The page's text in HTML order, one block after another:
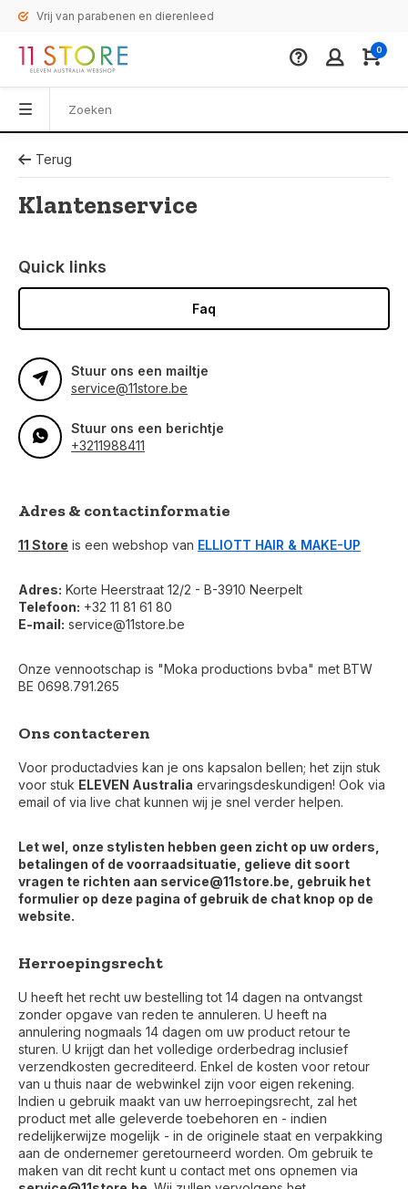
Vrij van parabenen en dierenleed
0
Terug
Klantenservice
Quick links
Faq
Stuur ons een mailtje
service@11store.be
Stuur ons een berichtje
+3211988411
Adres & contactinformatie
11 Store is een webshop van ELLIOTT HAIR & MAKE-UP
Adres: Korte Heerstraat 12/2 - B-3910 Neerpelt
Telefoon: +32 11 81 61 80
E-mail: service@11store.be
Onze vennootschap is "Moka productions bvba" met BTW
BE 0698.791.265
Ons contacteren
Voor productadvies kan je ons kapsalon bellen; het zijn stuk
voor stuk ELEVEN Australia ervaringsdeskundigen! Ook via
email of via live chat kunnen wij je snel verder helpen.
Let wel, onze stylisten hebben geen zicht op uw orders,
betalingen of de voorraadsituatie, gelieve dit soort
vragen te richten aan service@11store.be , gebruik het
formulier op deze pagina of gebruik de chat knop op de
website.
Herroepingsrecht
U heeft het recht uw bestelling tot 14 dagen na ontvangst
zonder opgave van reden te annuleren. U heeft na
annulering nogmaals 14 dagen om uw product retour te
sturen. U krijgt dan het volledige orderbedrag inclusief
verzendkosten gecrediteerd. Enkel de kosten voor retour
van u thuis naar de webwinkel zijn voor eigen rekening.
Indien u gebruik maakt van uw herroepingsrecht, zal het
product met alle geleverde toebehoren en - indien
redelijkerwijze mogelijk - in de originele staat en verpakking
aan de ondernemer geretourneerd worden. Om gebruik te
maken van dit recht kunt u contact met ons opnemen via